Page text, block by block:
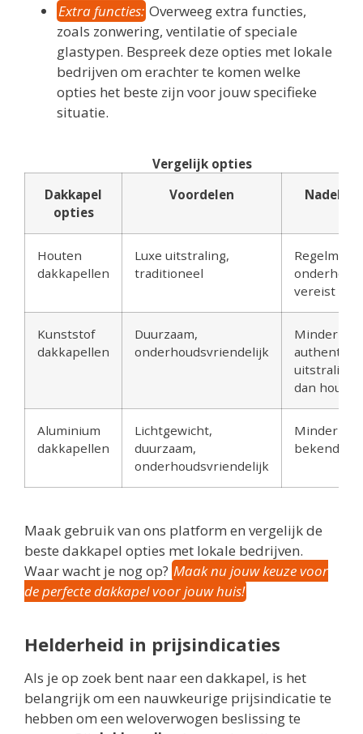
Extra functies: Overweeg extra functies,
zoals zonwering, ventilatie of speciale
glastypen. Bespreek deze opties met lokale
bedrijven om erachter te komen welke
opties het beste zijn voor jouw specifieke
situatie.
Vergelijk opties
Dakkapel
opties
Voordelen Nadelen
Houten
dakkapellen
Luxe uitstraling,
traditioneel
Regelmatig
onderhoud
vereist
Kunststof
dakkapellen
Duurzaam,
onderhoudsvriendelijk
Minder
uitstraling
dan hout
Aluminium
dakkapellen
Lichtgewicht,
duurzaam,
onderhoudsvriendelijk
Minder
bekend
Maak gebruik van ons platform en vergelijk de
beste dakkapel opties met lokale bedrijven.
Waar wacht je nog op? Maak nu jouw keuze voor
de perfecte dakkapel voor jouw huis!
Helderheid in prijsindicaties
Als je op zoek bent naar een dakkapel, is het
belangrijk om een nauwkeurige prijsindicatie te
hebben om een weloverwogen beslissing te